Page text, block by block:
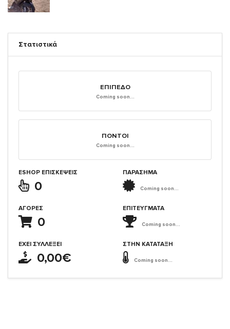
Στατιστικά
ΕΠΊΠΕΔΟ
Coming soon...
ΠΌΝΤΟΙ
Coming soon...
ESHOP ΕΠΙΣΚΈΨΕΙΣ
0
ΑΓΟΡΈΣ
0
ΈΧΕΙ ΣΥΛΛΈΞΕΙ
0,00€
ΠΑΡΑΣΗΜΑ
Coming soon...
ΕΠΙΤΕΎΓΜΑΤΑ
Coming soon...
ΣΤΗΝ ΚΑΤΆΤΑΞΗ
Coming soon...